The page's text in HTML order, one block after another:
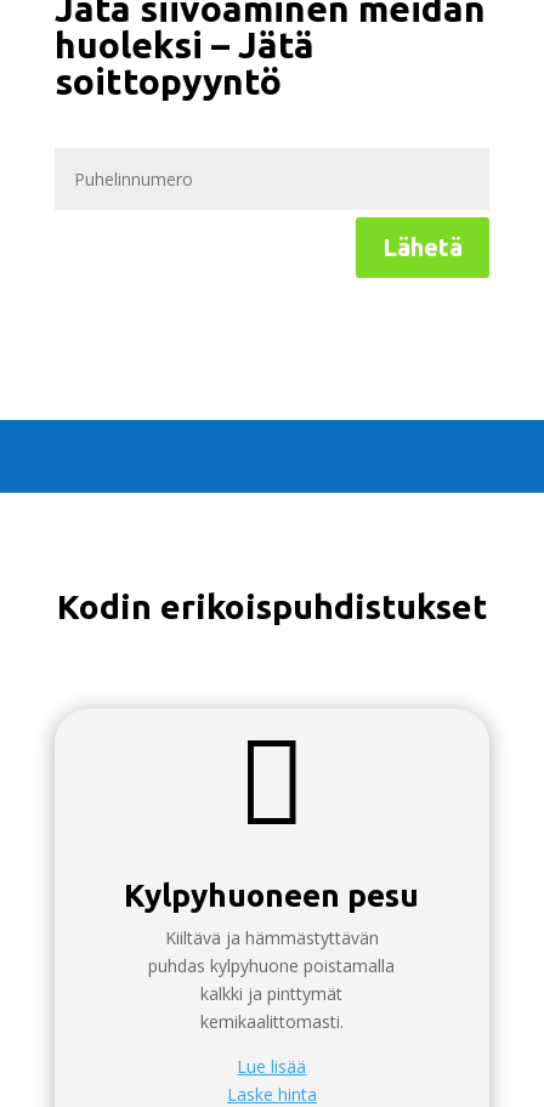
Jätä siivoaminen meidän
huoleksi – Jätä
soittopyyntö
Lähetä
Kodin erikoispuhdistukset

Kylpyhuoneen pesu
Kiiltävä ja hämmästyttävän
puhdas kylpyhuone poistamalla
kalkki ja pinttymät
kemikaalittomasti.
Lue lisää
Laske hinta